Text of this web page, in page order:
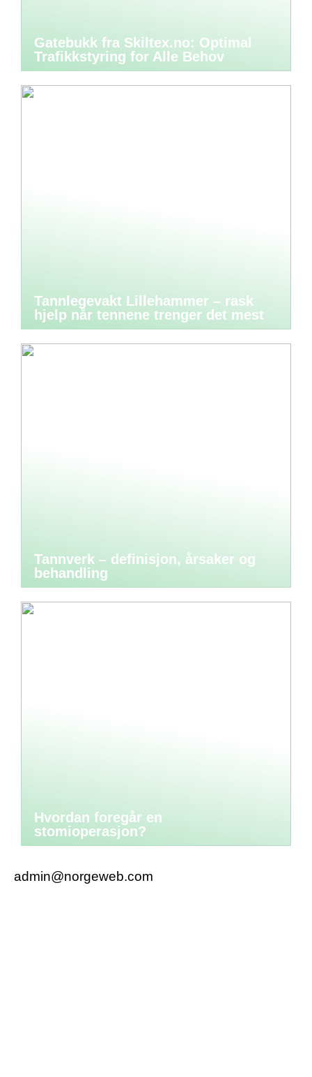
Gatebukk fra Skiltex.no: Optimal
Trafikkstyring for Alle Behov
Tannlegevakt Lillehammer – rask
hjelp når tennene trenger det mest
Tannverk – definisjon, årsaker og
behandling
Hvordan foregår en
stomioperasjon?
admin@norgeweb.com